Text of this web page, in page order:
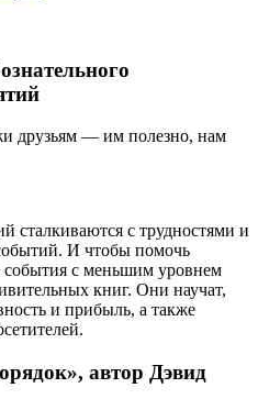
друзьям — им полезно, нам
сталкиваются с трудностями и
И чтобы помочь
события с меньшим уровнем
книг. Они научат,
и прибыль, а также
автор Дэвид